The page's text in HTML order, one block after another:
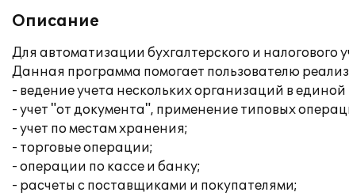
Описание
Для автоматизации бухгалтерского и
Данная программа помогает пользователю
- ведение учета нескольких организаций в
- учет "от документа", применение типовых
- учет по местам хранения;
- торговые операции;
- операции по кассе и банку;
- расчеты с поставщиками и покупателями;